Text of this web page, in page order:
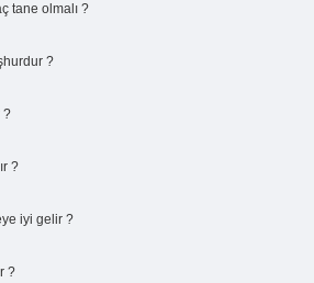
tane olmalı ?
?
?
?
iyi gelir ?
?